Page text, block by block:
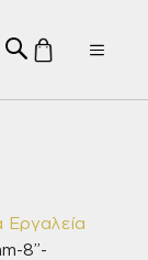
Menu
Εργαλεία
8”-